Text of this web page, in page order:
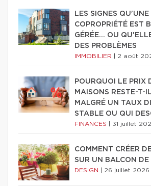
LES SIGNES QU'UNE
COPROPRIÉTÉ EST
GÉRÉE… OU
DES PROBLÈMES
IMMOBILIER 2 août
POURQUOI LE PRIX
MAISONS RESTE-T-
MALGRÉ UN TAUX
STABLE OU QUI
FINANCES 31 juillet
COMMENT CRÉER
SUR UN BALCON DE
DESIGN 26 juillet 2026